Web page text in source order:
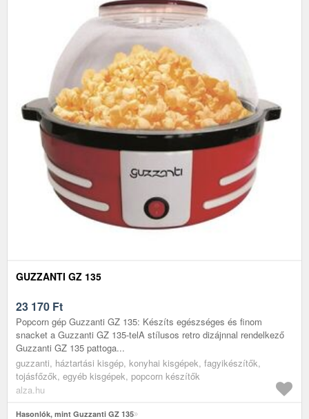
GUZZANTI GZ 135
23 170 Ft
Popcorn gép Guzzanti GZ 135: Készíts egészséges és finom
snacket a Guzzanti GZ 135-telA stílusos retro dizájnnal rendelkező
Guzzanti GZ 135 pattoga...
guzzanti, háztartási kisgép, konyhai kisgépek, fagyikészítők,
tojásfőzők, egyéb kisgépek, popcorn készítők
alza.hu
Hasonlók, mint Guzzanti GZ 135